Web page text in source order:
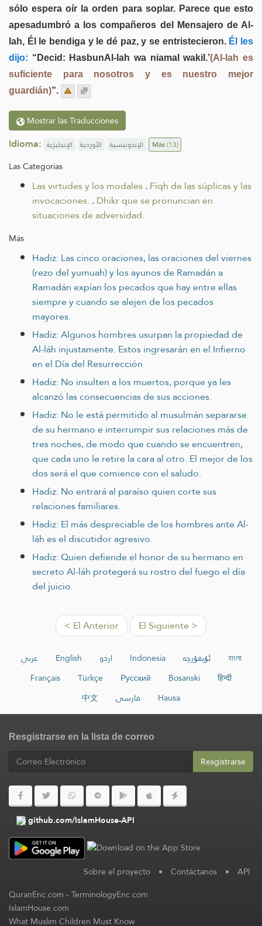
sólo espera oír la orden para soplar. Parece que esto
apesadumbró a los compañeros del Mensajero de Al-
lah, Él le bendiga y le dé paz, y se entristecieron.Él les
dijo: “Decid: HasbunAl-lah wa niamal wakil.’(Al-lah es
suficiente para nosotros y es nuestro mejor
guardián)”.
Mostrar las Traducciones
Idioma: الإنجليزية الأوردية الإندونيسية Más(13)
Las Categorías
Las virtudes y los modales.Fiqh de las súplicas y las
invocaciones. .Dhikr que se pronuncian en
situaciones de adversidad.
Más
Hadiz: Las cinco oraciones, las oraciones del viernes
(rezo del yumuah) y los ayunos de Ramadán a
Ramadán expían los pecados que hay entre ellas
siempre y cuando se alejen de los pecados
mayores.
Hadiz: Algunos hombres usurpan la propiedad de
Al-láh injustamente. Estos ingresarán en el Infierno
en el Día del Resurrección.
Hadiz: No insulten a los muertos, porque ya les
alcanzó las consecuencias de sus acciones.
Hadiz: No le está permitido al musulmán separarse
de su hermano e interrumpir sus relaciones más de
tres noches, de modo que cuando se encuentren,
que cada uno le retire la cara al otro. El mejor de los
dos será el que comience con el saludo.
Hadiz: No entrará al paraíso quien corte sus
relaciones familiares.
Hadiz: El más despreciable de los hombres ante Al-
láh es el discutidor agresivo.
Hadiz: Quien defiende el honor de su hermano en
secreto Al-láh protegerá su rostro del fuego el día
del juicio.
< El Anterior El Siguiente >
عربي English اردو Indonesia ئۇيغۇرچە
বাংলা
Français
Türkçe Русский Bosanski
हिन्दी
中文
فارسی Hausa
Resgistrarse en la lista de correo
Resgistrarse
github.com/IslamHouse-API
Sobre el proyecto • Contáctanos • API
QuranEnc.com-TerminologyEnc.com
IslamHouse.com
What Muslim Children Must Know